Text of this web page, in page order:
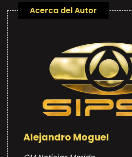
Acerca del Autor
Alejandro Moguel